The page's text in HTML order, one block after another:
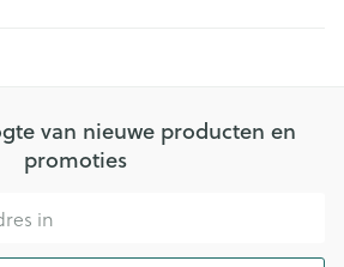
van nieuwe producten en
promoties